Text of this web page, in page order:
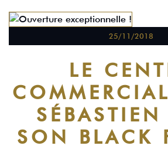
25/11/2018
LE
SÉBASTIEN
SON BLACK